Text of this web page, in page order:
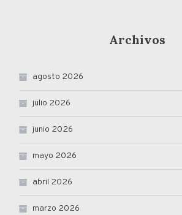
Archivos
agosto 2026
julio 2026
junio 2026
mayo 2026
abril 2026
marzo 2026